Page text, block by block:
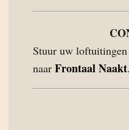
Stuur uw
naar Frontaal Naakt.